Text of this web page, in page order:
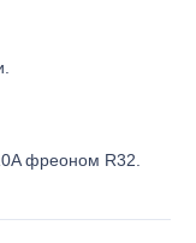
фреоном R32.